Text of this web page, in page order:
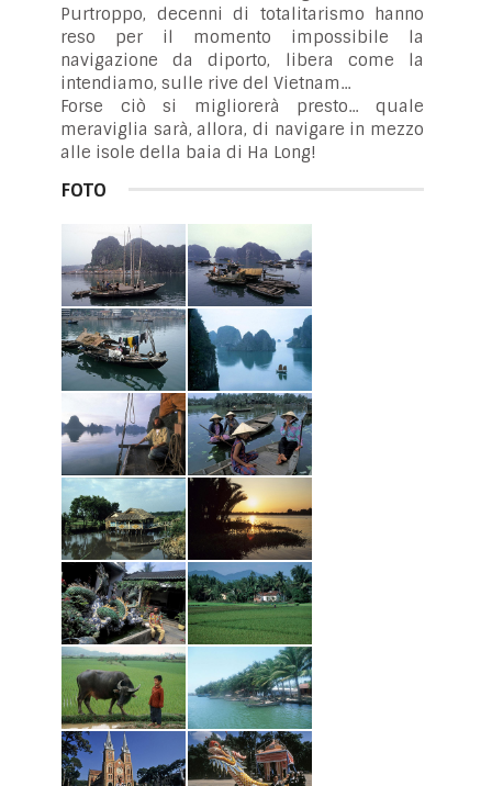
Purtroppo, decenni di totalitarismo hanno
reso per il momento impossibile la
navigazione da diporto, libera come la
intendiamo, sulle rive del Vietnam...
Forse ciò si migliorerà presto... quale
meraviglia sarà, allora, di navigare in mezzo
alle isole della baia di Ha Long!
FOTO